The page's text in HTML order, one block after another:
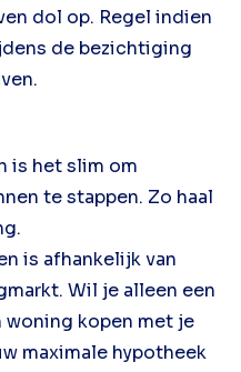
dol op. Regel indien
de bezichtiging
is het slim om
te stappen. Zo haal
is afhankelijk van
Wil je alleen een
woning kopen met je
maximale hypotheek